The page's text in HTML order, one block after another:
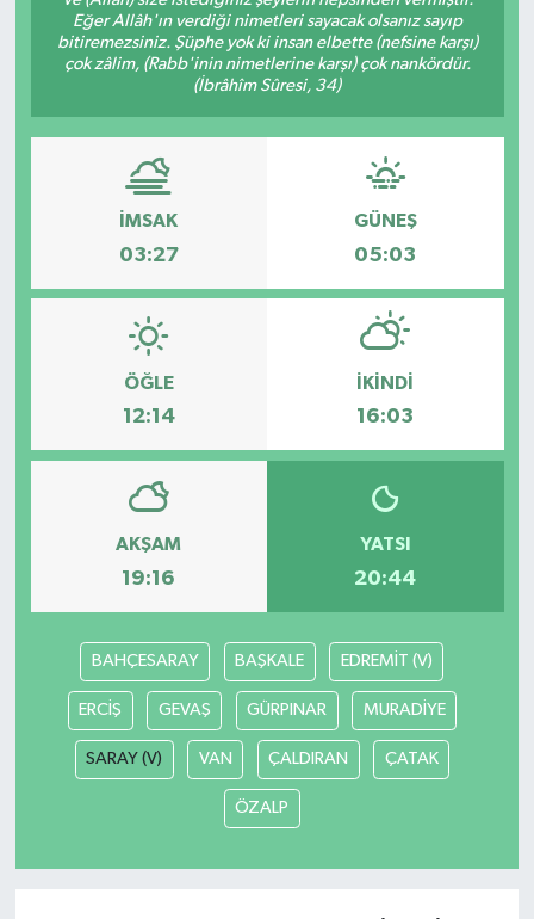
Eğer Allâh'ın verdiği nimetleri sayacak olsanız sayıp
bitiremezsiniz. Şüphe yok ki insan elbette (nefsine karşı)
çok zâlim, (Rabb'inin nimetlerine karşı) çok nankördür.
(İbrâhîm Sûresi, 34)
İMSAK
03:27
GÜNEŞ
05:03
ÖĞLE
12:14
İKINDI
16:03
AKŞAM
19:16
YATSI
20:44
BAHÇESARAY BAŞKALE EDREMİT (V)
ERCİŞ GEVAŞ GÜRPINAR MURADİYE
SARAY (V) VAN ÇALDIRAN ÇATAK
ÖZALP
SAĞLIK
KEŞFET
POPÜLER
DÜNYA
TREND
TEKNOLOJİ
YAŞAM
KÜLTÜR SANAT